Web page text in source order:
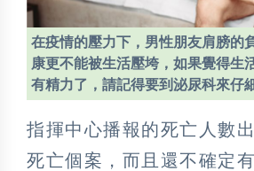
在疫情的壓力下，男性朋友肩膀的
康更不能被生活壓垮，如果覺得生
有精力了，請記得要到泌尿科來仔
指揮中心播報的死亡人數
死亡個案，而且還不確定